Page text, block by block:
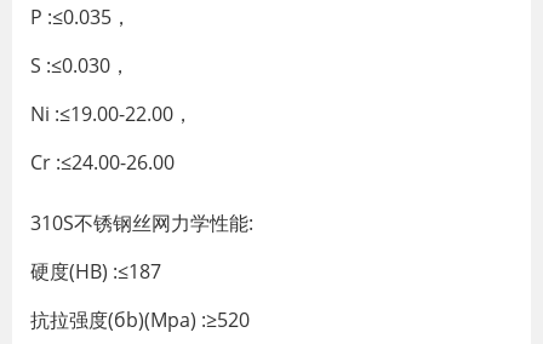
P :≤0.035，
S :≤0.030，
Ni :≤19.00-22.00，
Cr :≤24.00-26.00
310S不锈钢丝网力学性能:
硬度(HB) :≤187
抗拉强度(бb)(Mpa) :≥520